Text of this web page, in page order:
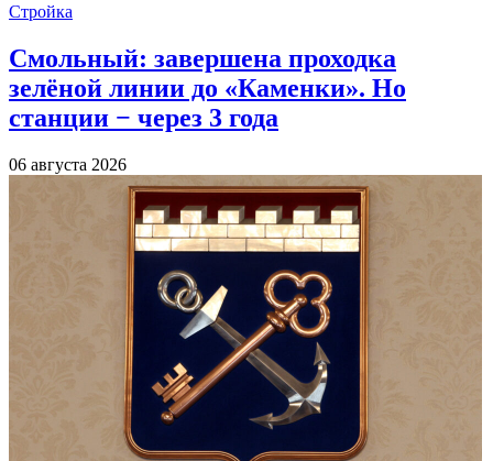
Стройка
Смольный: завершена проходка
зелёной линии до «Каменки». Но
станции − через 3 года
06 августа 2026